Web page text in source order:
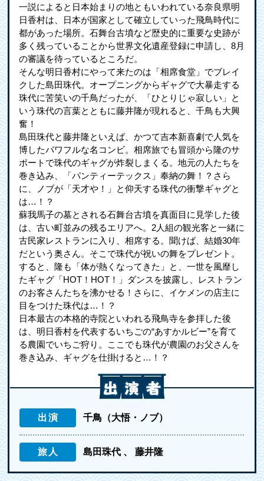
一説によると日本始まりの地ともいわれている奈良県明
日香村は、日本が国家として確立していった飛鳥時代に
都があった場所。石舞台古墳など歴史的に重要な史跡が
多く残っていることから世界文化遺産登録に申請し、8月
の審議を待っているところだ。
そんな明日香村にやって来たのは「相席食堂」でブレイ
クした島田珠代。オープニングからギャグで大暴走する
珠代に苦笑いの千鳥だったが、「ひとりじゃ寂しい」と
いう珠代の言葉とともに藤井隆が現れると、千鳥も大興
奮！
島田珠代と藤井隆といえば、かつて吉本新喜劇で人気を
博したパワフルな名コンビ。相席旅でも冒頭から隆のサ
ポートで珠代のギャグが炸裂しまくる。地元の人たちを
巻き込み、「パンティーテックス」奉納の舞！？さら
に、ノブが「天才や！」と仰天する珠代の衝撃ギャグと
は…！？
蘇我馬子の墓とされる石舞台古墳を真面目に見学した後
は、古い町並みの残るエリアへ。2人組の観光客と一緒に
古民家レストランに入り、相席する。聞けば、結婚30年
だという奥さん。そこで珠代が祝いの舞をプレゼント。
すると、隆も「体が熱くなってきた」と、一世を風靡し
たギャグ「HOT！HOT！」ダンスを披露し、レストラン
のお客さんたちを沸かせる！さらに、イケメンの店主に
目をつけた珠代は…！？
日本最古の本格的寺院といわれる飛鳥寺を参拝した後
は、明日香村を代表するいちごの“あすかルビー”を育て
る農園でいちご狩り。ここでも珠代が農園のお父さんを
巻き込み、ギャグを仕掛けると…！？
出演 千鳥（大悟・ノブ）
旅人 島田珠代 藤井隆